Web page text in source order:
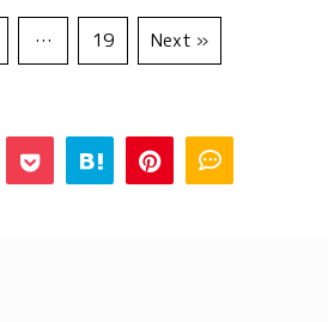
… 19 Next »